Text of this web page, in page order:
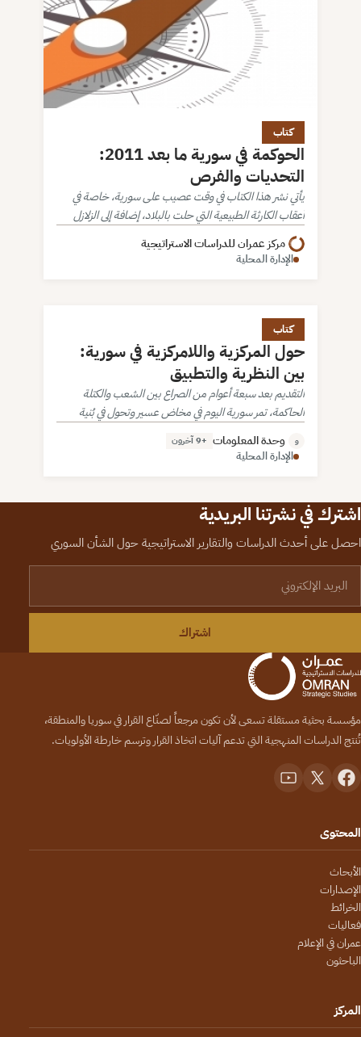
كتاب
الحوكمة في سورية ما بعد 2011:
التحديات والفرص
يأتي نشر هذا الكتاب في وقت عصيب على سورية، خاصة في
أعقاب الكارثة الطبيعية التي حلت بالبلاد، إضافة إلى الزلازل
السياسية التي شهدها الشعب السوري منذ بداية الثورة
السورية عام…
مركز عمران للدراسات الاستراتيجية
الإدارة المحلية
حول المركزية واللامركزية في سورية: بين النظرية
والتطبيق
كتاب
حول المركزية واللامركزية في سورية:
بين النظرية والتطبيق
التقديم بعد سبعة أعوام من الصراع بين الشعب والكتلة
الحاكمة، تمر سورية اليوم في مخاض عسير وتحول في بُنية
الصراع يتقلص فيها بشكل كبير دور وفعالية العنصر المحلي
لقاء نفوذ…
و وحدة المعلومات +9 آخرون
الإدارة المحلية
اشترك في نشرتنا البريدية
احصل على أحدث الدراسات والتقارير الاستراتيجية حول الشأن السوري
اشتراك
مؤسسة بحثية مستقلة تسعى لأن تكون مرجعاً لصنّاع القرار في سوريا والمنطقة،
تُنتج الدراسات المنهجية التي تدعم آليات اتخاذ القرار وترسم خارطة الأولويات.
المحتوى
الأبحاث
الإصدارات
الخرائط
فعاليات
عمران في الإعلام
الباحثون
المركز